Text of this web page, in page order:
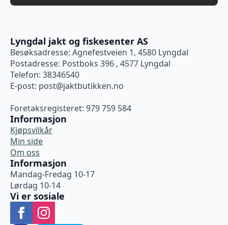
Lyngdal jakt og fiskesenter AS
Besøksadresse: Agnefestveien 1, 4580 Lyngdal
Postadresse: Postboks 396 , 4577 Lyngdal
Telefon: 38346540
E-post: post@jaktbutikken.no
Foretaksregisteret: 979 759 584
Informasjon
Kjøpsvilkår
Min side
Om oss
Informasjon
Mandag-Fredag 10-17
Lørdag 10-14
Vi er sosiale